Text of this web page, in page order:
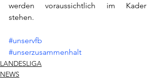
werden voraussichtlich im Kader
stehen.
#unservfb
#unserzusammenhalt
LANDESLIGA
NEWS